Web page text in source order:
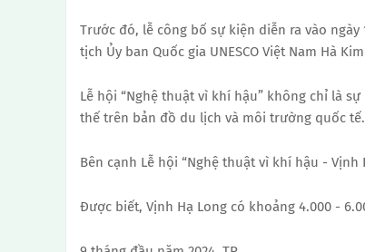
Trước đó, lễ công bố sự kiện diễn ra vào
tịch Ủy ban Quốc gia UNESCO Việt Nam Hà
Lễ hội “Nghệ thuật vì khí hậu” không chỉ là
thế trên bản đồ du lịch và môi trường quốc tế.
Bên cạnh Lễ hội “Nghệ thuật vì khí hậu - Vịnh
Được biết, Vịnh Hạ Long có khoảng 4.000 -